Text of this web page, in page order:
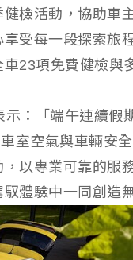
檢活動，協助車
受每一段探索旅
23項免費健檢與
：「端午連續假
室空氣與車輛安
以專業可靠的服
體驗中一同創造